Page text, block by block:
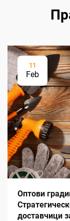
11
Feb
Оптови
доставчици